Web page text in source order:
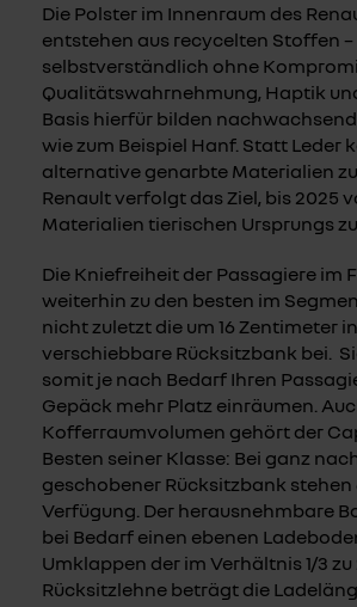
Die Polster im Innenraum des
entstehen aus recycelten Stoffen –
selbstverständlich ohne
Qualitätswahrnehmung, Haptik
Basis hierfür bilden
wie zum Beispiel Hanf. Statt Leder
alternative genarbte Materialien
Renault verfolgt das Ziel, bis 2025
Materialien tierischen Ursprungs
Die Kniefreiheit der Passagiere im
weiterhin zu den besten im
nicht zuletzt die um 16 Zentimeter
verschiebbare Rücksitzbank bei.
somit je nach Bedarf Ihren
Gepäck mehr Platz einräumen.
Kofferraumvolumen gehört der
Besten seiner Klasse: Bei ganz
geschobener Rücksitzbank stehen
Verfügung. Der herausnehmbare
bei Bedarf einen ebenen
Umklappen der im Verhältnis 1/3
Rücksitzlehne beträgt die